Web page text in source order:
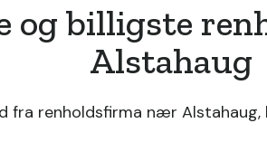
og billigste
Alstahaug
fra renholdsfirma nær